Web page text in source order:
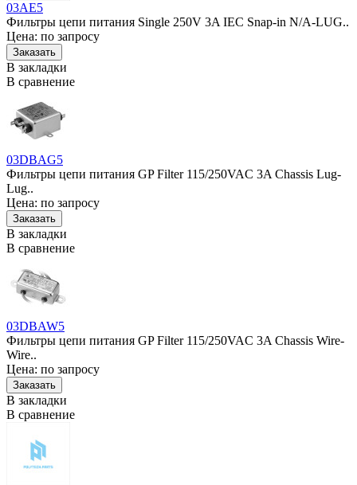
03AE5
Фильтры цепи питания Single 250V 3A IEC Snap-in N/A-LUG..
Цена: по запросу
В закладки
В сравнение
03DBAG5
Фильтры цепи питания GP Filter 115/250VAC 3A Chassis Lug-
Lug..
Цена: по запросу
В закладки
В сравнение
03DBAW5
Фильтры цепи питания GP Filter 115/250VAC 3A Chassis Wire-
Wire..
Цена: по запросу
В закладки
В сравнение